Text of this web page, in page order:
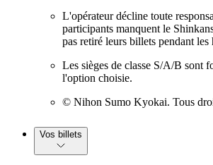
L'opérateur décline toute
participants manquent le
pas retiré leurs billets pendant les
Les sièges de classe S/A/B sont
l'option choisie.
© Nihon Sumo Kyokai. Tous
Vos billets